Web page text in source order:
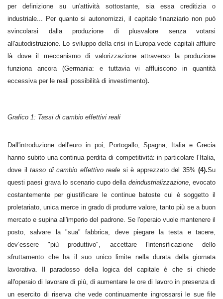
per definizione su un'attività sottostante, sia essa creditizia o
industriale... Per quanto si autonomizzi, il capitale finanziario non può
svincolarsi dalla produzione di plusvalore senza votarsi
all'autodistruzione. Lo sviluppo della crisi in Europa vede capitali affluire
là dove il meccanismo di valorizzazione attraverso la produzione
funziona ancora (Germania: e tuttavia vi affluiscono in quantità
eccessiva per le reali possibilità di investimento).
Grafico 1: Tassi di cambio effettivi reali
Dall'introduzione dell'euro in poi, Portogallo, Spagna, Italia e Grecia
hanno subito una continua perdita di competitività: in particolare l’Italia,
dove il tasso di cambio effettivo reale si è apprezzato del 35% (4).Su
questi paesi grava lo scenario cupo della deindustrializzazione, evocato
costantemente per giustificare le continue batoste cui è soggetto il
proletariato, unica merce in grado di produrre valore, tanto più se a buon
mercato e supina all'imperio del padrone. Se l'operaio vuole mantenere il
posto, salvare la "sua" fabbrica, deve piegare la testa e tacere,
dev’essere "più produttivo", accettare l'intensificazione dello
sfruttamento che ha il suo unico limite nella durata della giornata
lavorativa. Il paradosso della logica del capitale è che si chiede
all'operaio di lavorare di più, di aumentare le ore di lavoro in presenza di
un esercito di riserva che vede continuamente ingrossarsi le sue file